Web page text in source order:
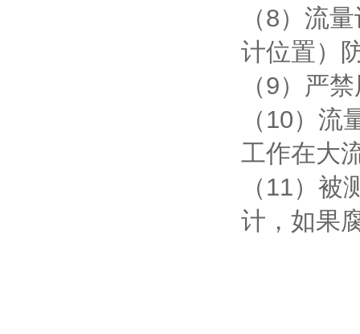
（8）流
计位置）
（9）严
（10）
工作在大
（11）
计，如果